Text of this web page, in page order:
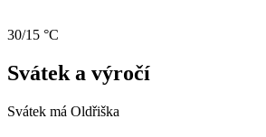
30/15 °C
Svátek a výročí
Svátek má Oldřiška